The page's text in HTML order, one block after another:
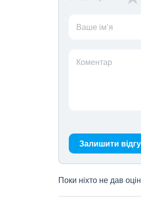
Ваше ім’я
Коментар
Залишити
Поки ніхто не дав